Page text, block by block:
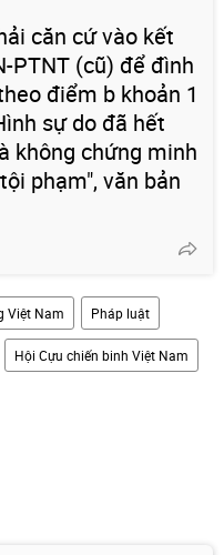
căn cứ vào kết
PTNT (cũ) để đình
điểm b khoản 1
sự do đã hết
không chứng minh
phạm", văn bản
Việt Nam Pháp luật
Hội Cựu chiến binh Việt Nam